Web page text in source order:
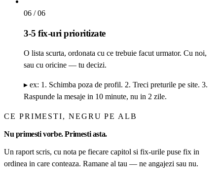
06 / 06
3-5 fix-uri prioritizate
O lista scurta, ordonata cu ce trebuie facut urmator. Cu noi,
sau cu oricine — tu decizi.
▸ ex: 1. Schimba poza de profil. 2. Treci preturile pe site. 3.
Raspunde la mesaje in 10 minute, nu in 2 zile.
CE PRIMESTI, NEGRU PE ALB
Nu primesti vorbe. Primesti asta.
Un raport scris, cu nota pe fiecare capitol si fix-urile puse fix in
ordinea in care conteaza. Ramane al tau — ne angajezi sau nu.